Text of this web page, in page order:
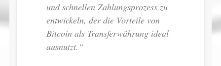
und schnellen Zahlungsprozess zu
entwickeln, der die Vorteile von
Bitcoin als Transferwährung ideal
ausnutzt.“